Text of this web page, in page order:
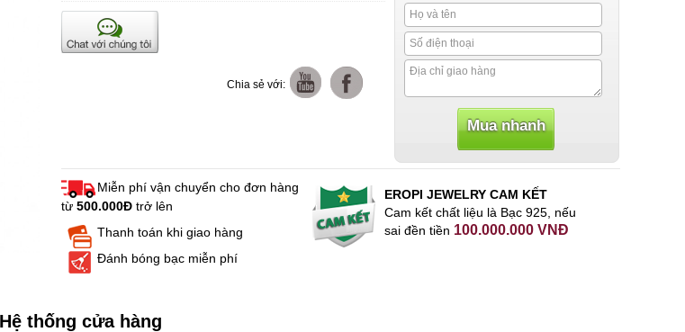
Chia sẻ với:
Miễn phí vận chuyển cho đơn hàng
từ 500.000Đtrở lên
Thanh toán khi giao hàng
Đánh bóng bạc miễn phí
EROPI JEWELRY CAM KẾT
Cam kết chất liệu là Bạc 925, nếu
sai đền tiền 100.000.000 VNĐ
Hệ thống cửa hàng